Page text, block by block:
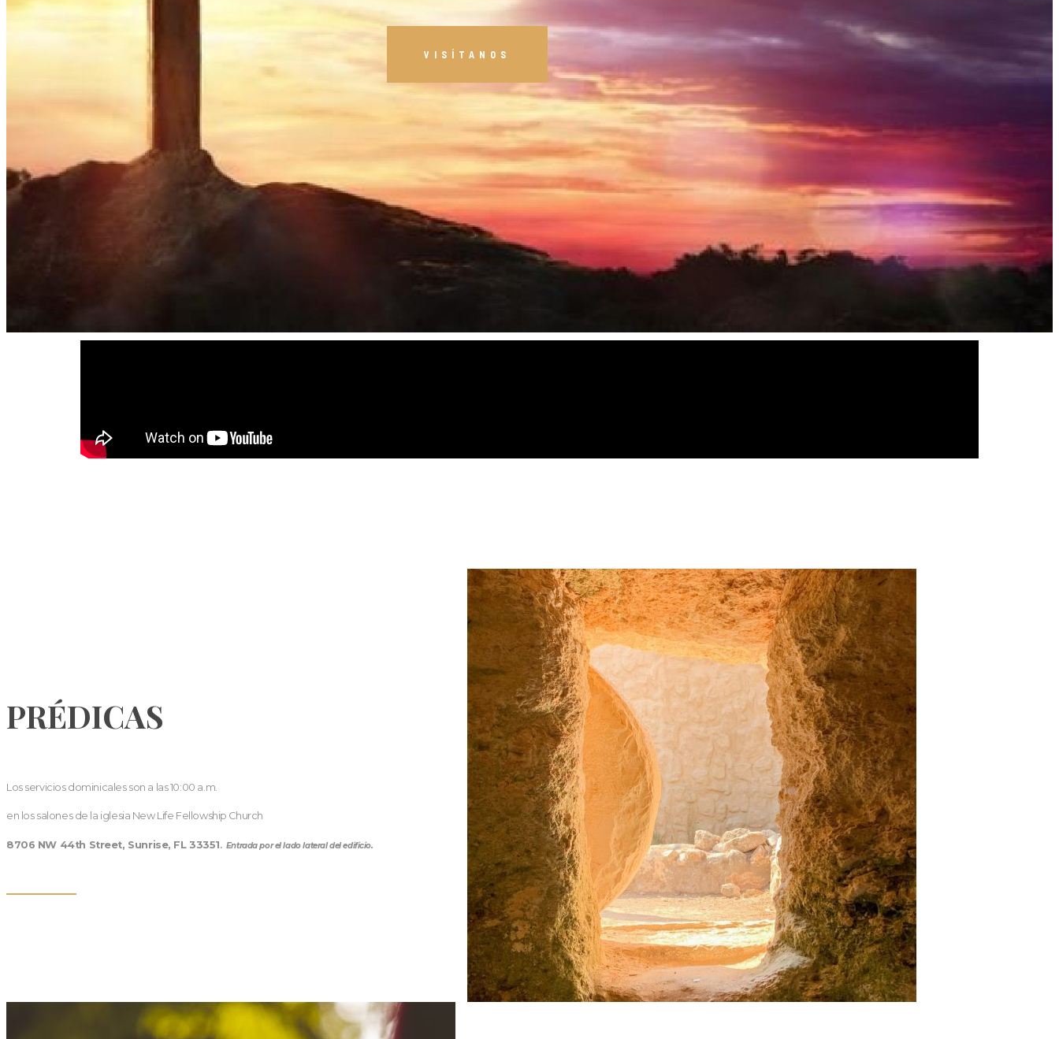
VISÍTANOS
PRÉDICAS
Los servicios dominicales son a las 10:00 a.m.
en los salones de la iglesia New Life Fellowship Church
8706 NW 44th Street, Sunrise, FL 33351. Entrada por el lado lateral del edificio.